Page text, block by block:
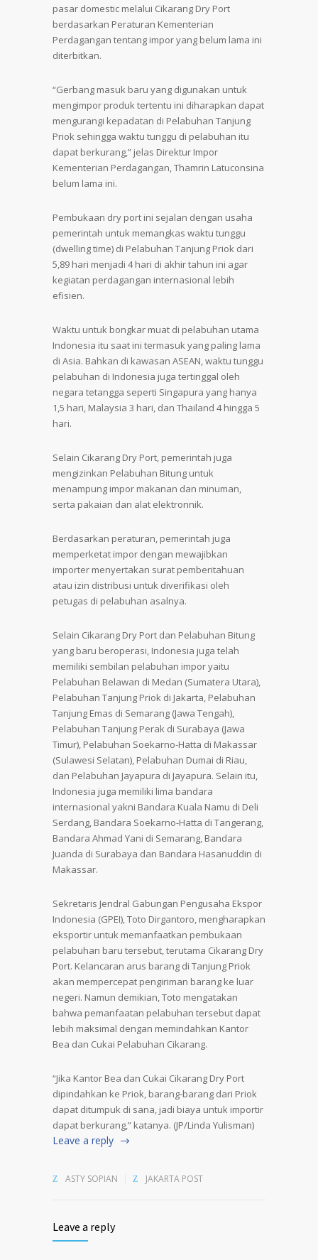
pasar domestic melalui Cikarang Dry Port
berdasarkan Peraturan Kementerian
Perdagangan tentang impor yang belum lama ini
diterbitkan.
“Gerbang masuk baru yang digunakan untuk
mengimpor produk tertentu ini diharapkan dapat
mengurangi kepadatan di Pelabuhan Tanjung
Priok sehingga waktu tunggu di pelabuhan itu
dapat berkurang,” jelas Direktur Impor
Kementerian Perdagangan, Thamrin Latuconsina
belum lama ini.
Pembukaan dry port ini sejalan dengan usaha
pemerintah untuk memangkas waktu tunggu
(dwelling time) di Pelabuhan Tanjung Priok dari
5,89 hari menjadi 4 hari di akhir tahun ini agar
kegiatan perdagangan internasional lebih
efisien.
Waktu untuk bongkar muat di pelabuhan utama
Indonesia itu saat ini termasuk yang paling lama
di Asia. Bahkan di kawasan ASEAN, waktu tunggu
pelabuhan di Indonesia juga tertinggal oleh
negara tetangga seperti Singapura yang hanya
1,5 hari, Malaysia 3 hari, dan Thailand 4 hingga 5
hari.
Selain Cikarang Dry Port, pemerintah juga
mengizinkan Pelabuhan Bitung untuk
menampung impor makanan dan minuman,
serta pakaian dan alat elektronnik.
Berdasarkan peraturan, pemerintah juga
memperketat impor dengan mewajibkan
importer menyertakan surat pemberitahuan
atau izin distribusi untuk diverifikasi oleh
petugas di pelabuhan asalnya.
Selain Cikarang Dry Port dan Pelabuhan Bitung
yang baru beroperasi, Indonesia juga telah
memiliki sembilan pelabuhan impor yaitu
Pelabuhan Belawan di Medan (Sumatera Utara),
Pelabuhan Tanjung Priok di Jakarta, Pelabuhan
Tanjung Emas di Semarang (Jawa Tengah),
Pelabuhan Tanjung Perak di Surabaya (Jawa
Timur), Pelabuhan Soekarno-Hatta di Makassar
(Sulawesi Selatan), Pelabuhan Dumai di Riau,
dan Pelabuhan Jayapura di Jayapura. Selain itu,
Indonesia juga memiliki lima bandara
internasional yakni Bandara Kuala Namu di Deli
Serdang, Bandara Soekarno-Hatta di Tangerang,
Bandara Ahmad Yani di Semarang, Bandara
Juanda di Surabaya dan Bandara Hasanuddin di
Makassar.
Sekretaris Jendral Gabungan Pengusaha Ekspor
Indonesia (GPEI), Toto Dirgantoro, mengharapkan
eksportir untuk memanfaatkan pembukaan
pelabuhan baru tersebut, terutama Cikarang Dry
Port. Kelancaran arus barang di Tanjung Priok
akan mempercepat pengiriman barang ke luar
negeri. Namun demikian, Toto mengatakan
bahwa pemanfaatan pelabuhan tersebut dapat
lebih maksimal dengan memindahkan Kantor
Bea dan Cukai Pelabuhan Cikarang.
“Jika Kantor Bea dan Cukai Cikarang Dry Port
dipindahkan ke Priok, barang-barang dari Priok
dapat ditumpuk di sana, jadi biaya untuk importir
dapat berkurang,” katanya. (JP/Linda Yulisman)
Leave a reply
ASTY SOPIAN JAKARTA POST
Leave a reply